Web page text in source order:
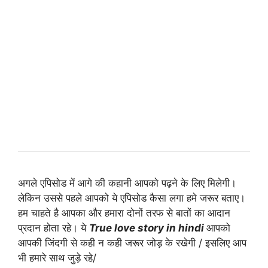
अगले एपिसोड में आगे की कहानी आपको पढ़ने के लिए मिलेगी।
लेकिन उससे पहले आपको ये एपिसोड कैसा लगा हमे जरूर बताए।
हम चाहते है आपका और हमारा दोनों तरफ से बातों का आदान
प्रदान होता रहे। ये True love story in hindi आपको
आपकी जिंदगी से कही न कही जरूर जोड़ के रखेगी / इसलिए आप
भी हमारे साथ जुड़े रहे/